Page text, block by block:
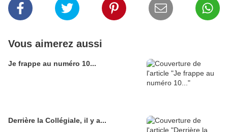
Vous aimerez aussi
Je frappe au numéro 10...
Derrière la Collégiale, il y a...